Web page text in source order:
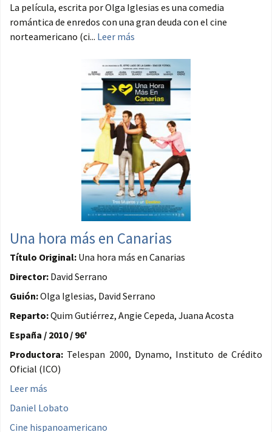
La película, escrita por Olga Iglesias es una comedia
romántica de enredos con una gran deuda con el cine
norteamericano (ci... Leer más
Una hora más en Canarias
Título Original: Una hora más en Canarias
Director: David Serrano
Guión:Olga Iglesias, David Serrano
Reparto:Quim Gutiérrez, Angie Cepeda, Juana Acosta
España / 2010 / 96'
Productora: Telespan 2000, Dynamo, Instituto de Crédito
Oficial (ICO)
Leer más
Daniel Lobato
Cine hispanoamericano